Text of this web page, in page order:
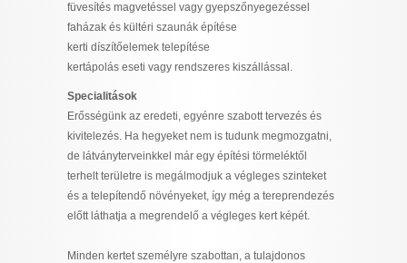
füvesítés magvetéssel vagy gyepszőnyegezéssel
faházak és kültéri szaunák építése
kerti díszítőelemek telepítése
kertápolás eseti vagy rendszeres kiszállással.
Specialitások
Erősségünk az eredeti, egyénre szabott tervezés és
kivitelezés. Ha hegyeket nem is tudunk megmozgatni,
de látványterveinkkel már egy építési törmeléktől
terhelt területre is megálmodjuk a végleges szinteket
és a telepítendő növényeket, így még a tereprendezés
előtt láthatja a megrendelő a végleges kert képét.
Minden kertet személyre szabottan, a tulajdonos